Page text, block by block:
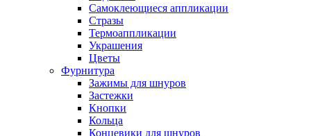
Самоклеющиеся аппликации
Стразы
Термоаппликации
Украшения
Цветы
Фурнитура
Зажимы для шнуров
Застежки
Кнопки
Кольца
Концевики для шнуров